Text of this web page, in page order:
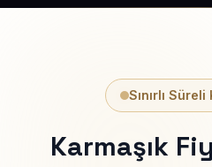
Sınırlı
Karmaşık